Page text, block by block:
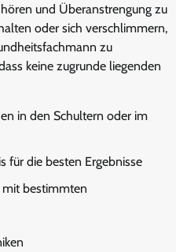
und Überanstrengung zu
oder sich verschlimmern,
zu
keine zugrunde liegenden
in den Schultern oder im
für die besten Ergebnisse
mit bestimmten